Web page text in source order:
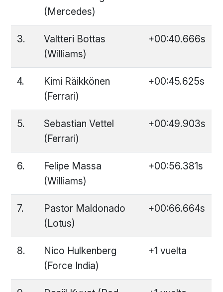
(Mercedes)
3.
Valtteri Bottas
(Williams)
+00:40.666s
4.
Kimi Räikkönen
(Ferrari)
+00:45.625s
5.
Sebastian Vettel
(Ferrari)
+00:49.903s
6.
Felipe Massa
(Williams)
+00:56.381s
7.
Pastor Maldonado
(Lotus)
+00:66.664s
8.
Nico Hulkenberg
(Force India)
+1 vuelta